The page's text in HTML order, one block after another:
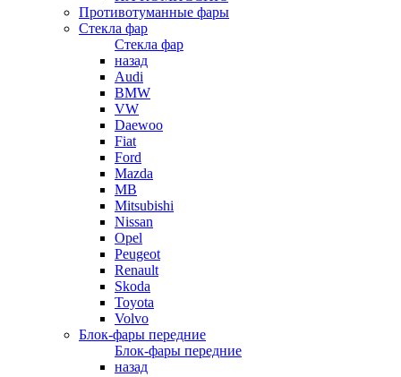
Противотуманные фары
Стекла фар
Стекла фар
назад
Audi
BMW
VW
Daewoo
Fiat
Ford
Mazda
MB
Mitsubishi
Nissan
Opel
Peugeot
Renault
Skoda
Toyota
Volvo
Блок-фары передние
Блок-фары передние
назад